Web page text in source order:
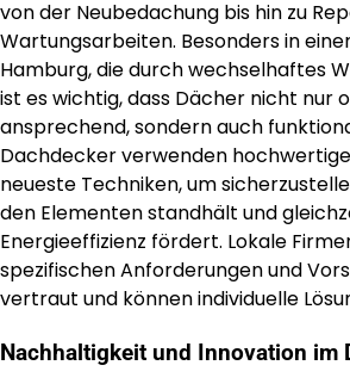
von der Neubedachung bis hin zu
Wartungsarbeiten. Besonders in
Hamburg, die durch wechselhaftes
ist es wichtig, dass Dächer nicht nur
ansprechend, sondern auch
Dachdecker verwenden
neueste Techniken, um
den Elementen standhält und
Energieeffizienz fördert. Lokale
spezifischen Anforderungen und
vertraut und können individuelle
Nachhaltigkeit und Innovation im